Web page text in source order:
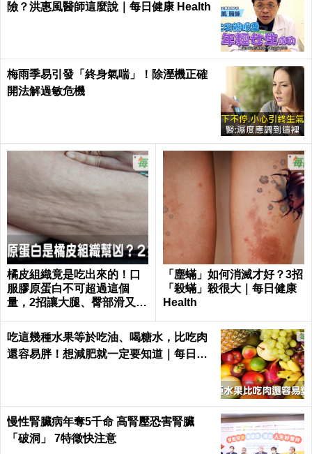
險？洪惠風醫師這麼說｜每日健康 Health
梅雨季易引發「終身氣喘」！除溼機正確
開法解過敏危機
橘皮組織竟是吃出來的！口
服膠原蛋白不可超過這個
量，2招讓大腿、臀部滑又嫩
「塵蟎」如何消滅才好？3招
「殺蟎」殺很大｜每日健康
Health
吃這幾種水果等於吃油、喝糖水，比吃肉
還容易胖！想減肥就一定要知道｜每日健
慢性腎臟病年奪5千命 高腎壓恐害腎臟
「破洞」 7特徵快注意